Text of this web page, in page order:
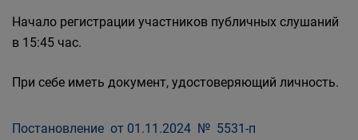
Начало регистрации участников публичных слушаний
в 15:45 час.
При себе иметь документ, удостоверяющий личность.
Постановление от 01.11.2024 № 5531-п